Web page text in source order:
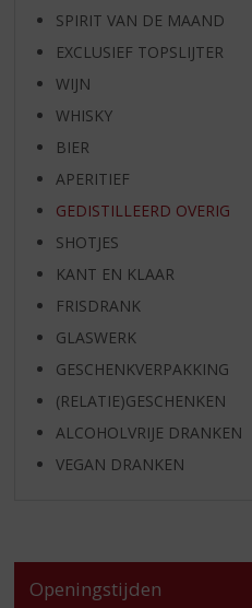
SPIRIT VAN DE MAAND
EXCLUSIEF TOPSLIJTER
WIJN
WHISKY
BIER
APERITIEF
GEDISTILLEERD OVERIG
SHOTJES
KANT EN KLAAR
FRISDRANK
GLASWERK
GESCHENKVERPAKKING
(RELATIE)GESCHENKEN
ALCOHOLVRIJE DRANKEN
VEGAN DRANKEN
Openingstijden